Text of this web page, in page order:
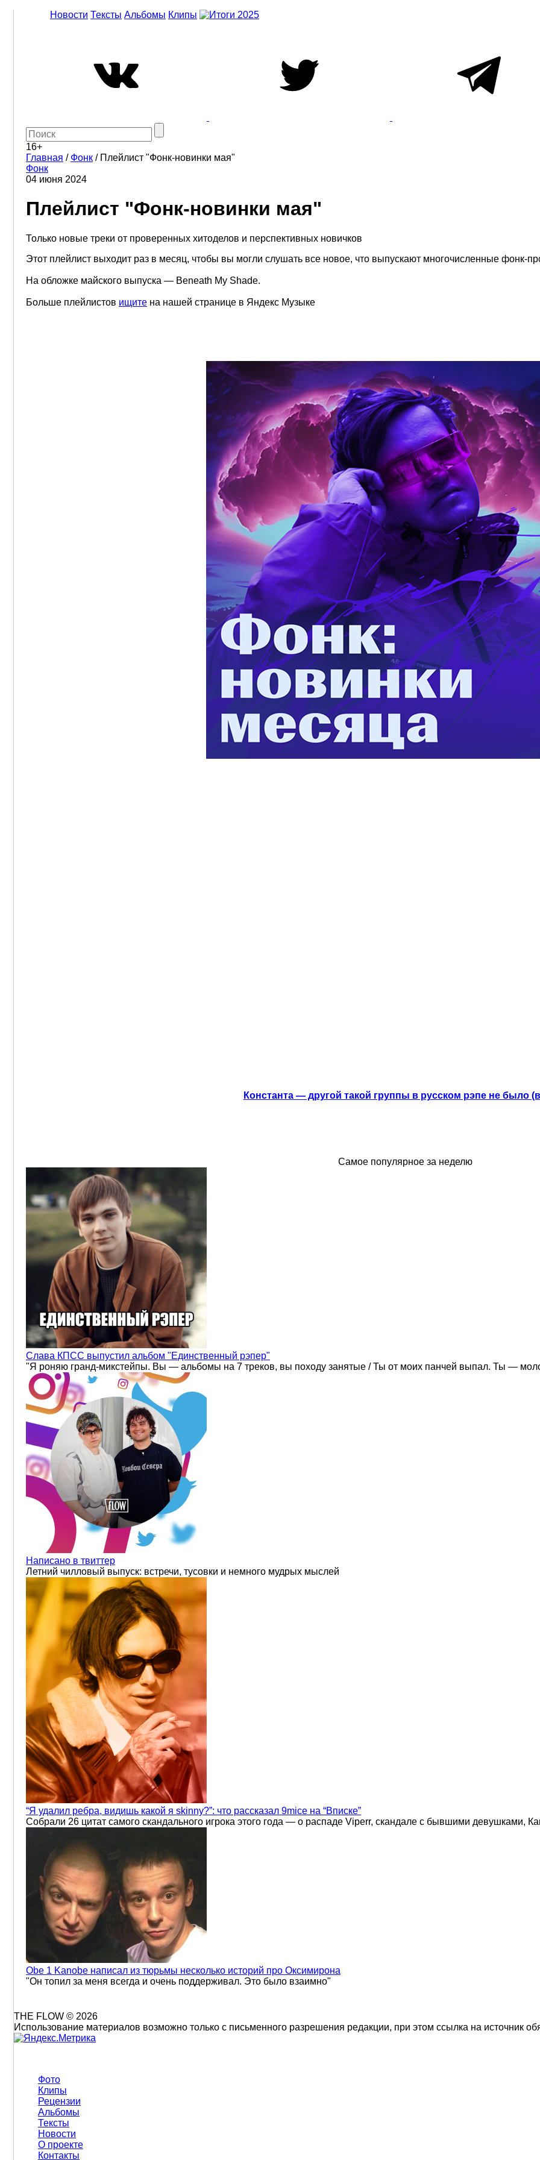
Новости Тексты Альбомы Клипы
16+
Главная / Фонк / Плейлист "Фонк-новинки мая"
Фонк
04 июня 2024
Плейлист "Фонк-новинки мая"
Только новые треки от проверенных хитоделов и перспективных новичков
Этот плейлист выходит раз в месяц, чтобы вы могли слушать все новое, что выпускают многочисленные фонк-
На обложке майского выпуска — Beneath My Shade.
Больше плейлистов ищите на нашей странице в Яндекс Музыке
Константа — другой такой группы в русском рэпе не было
Самое популярное за неделю
Слава КПСС выпустил альбом "Единственный рэпер"
"Я роняю гранд-микстейпы. Вы — альбомы на 7 треков, вы походу занятые / Ты от моих панчей выпал. Ты —
Написано в твиттер
Летний чилловый выпуск: встречи, тусовки и немного мудрых мыслей
“Я удалил ребра, видишь какой я skinny?”: что рассказал 9mice на “Вписке”
Собрали 26 цитат самого скандального игрока этого года — о распаде Viperr, скандале с бывшими девушками,
Obe 1 Kanobe написал из тюрьмы несколько историй про Оксимирона
"Он топил за меня всегда и очень поддерживал. Это было взаимно"
THE FLOW © 2026
Использование материалов возможно только с письменного разрешения редакции, при этом ссылка на источник
Фото
Клипы
Рецензии
Альбомы
Тексты
Новости
О проекте
Контакты